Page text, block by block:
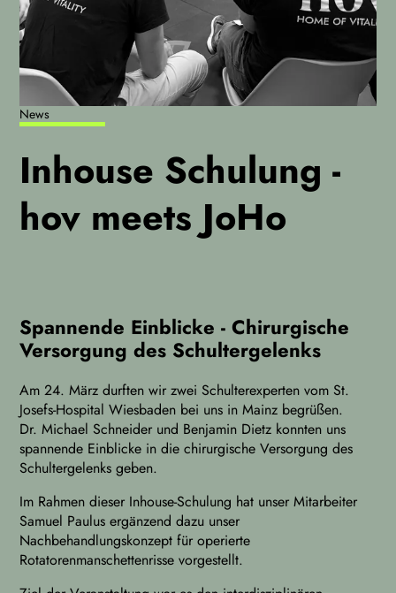
News
Inhouse Schulung -
hov meets JoHo
Spannende Einblicke - Chirurgische
Versorgung des Schultergelenks
Am 24. März durften wir zwei Schulterexperten vom St.
Josefs-Hospital Wiesbaden bei uns in Mainz begrüßen.
Dr. Michael Schneider und Benjamin Dietz konnten uns
spannende Einblicke in die chirurgische Versorgung des
Schultergelenks geben.
Im Rahmen dieser Inhouse-Schulung hat unser Mitarbeiter
Samuel Paulus ergänzend dazu unser
Nachbehandlungskonzept für operierte
Rotatorenmanschettenrisse vorgestellt.